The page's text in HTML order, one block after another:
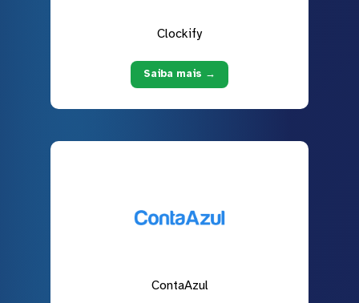
Clockify
Saiba mais →
ContaAzul